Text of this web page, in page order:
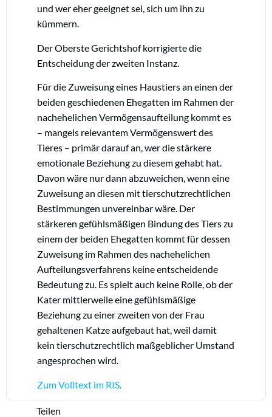
und wer eher geeignet sei, sich um ihn zu
kümmern.
Der Oberste Gerichtshof korrigierte die
Entscheidung der zweiten Instanz.
Für die Zuweisung eines Haustiers an einen der
beiden geschiedenen Ehegatten im Rahmen der
nachehelichen Vermögensaufteilung kommt es
– mangels relevantem Vermögenswert des
Tieres – primär darauf an, wer die stärkere
emotionale Beziehung zu diesem gehabt hat.
Davon wäre nur dann abzuweichen, wenn eine
Zuweisung an diesen mit tierschutzrechtlichen
Bestimmungen unvereinbar wäre. Der
stärkeren gefühlsmäßigen Bindung des Tiers zu
einem der beiden Ehegatten kommt für dessen
Zuweisung im Rahmen des nachehelichen
Aufteilungsverfahrens keine entscheidende
Bedeutung zu. Es spielt auch keine Rolle, ob der
Kater mittlerweile eine gefühlsmäßige
Beziehung zu einer zweiten von der Frau
gehaltenen Katze aufgebaut hat, weil damit
kein tierschutzrechtlich maßgeblicher Umstand
angesprochen wird.
Zum Volltext im RIS.
Teilen